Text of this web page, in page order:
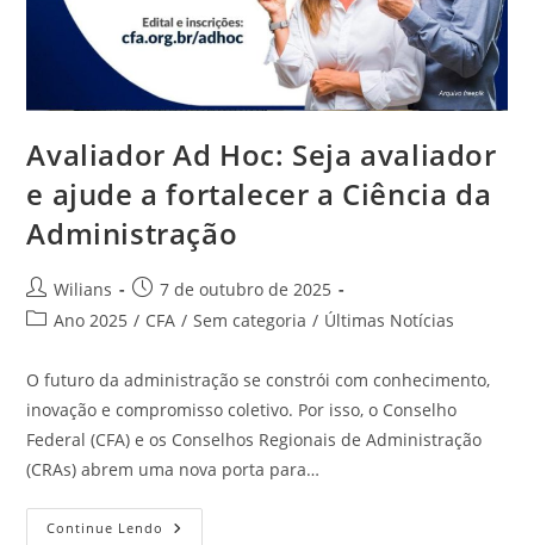
Avaliador Ad Hoc: Seja avaliador
e ajude a fortalecer a Ciência da
Administração
Autor
do
Wilians
Post
publicado:
7 de outubro de 2025
Categoria
post:
Ano 2025 / CFA / Sem categoria / Últimas Notícias
O futuro da administração se constrói com conhecimento,
inovação e compromisso coletivo. Por isso, o Conselho
Federal (CFA) e os Conselhos Regionais de Administração
(CRAs) abrem uma nova porta para…
Continue Lendo Avaliador